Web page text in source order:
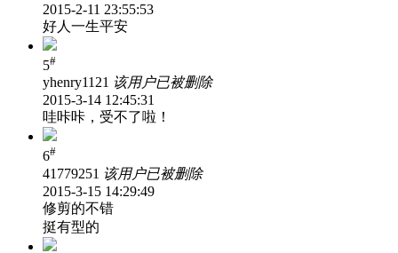
2015-2-11 23:55:53
好人一生平安
5#
yhenry1121 该用户已被删除
2015-3-14 12:45:31
哇咔咔，受不了啦！
6#
41779251 该用户已被删除
2015-3-15 14:29:49
修剪的不错
挺有型的